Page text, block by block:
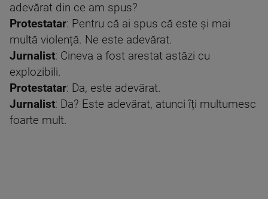
adevărat din ce am spus?
Protestatar: Pentru că ai spus că este și mai
multă violență. Ne este adevărat.
Jurnalist: Cineva a fost arestat astăzi cu
explozibili.
Protestatar: Da, este adevărat.
Jurnalist: Da? Este adevărat, atunci îți multumesc
foarte mult.